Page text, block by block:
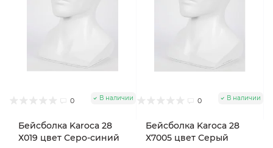
0 В наличии
Бейсболка Karoca 28
Х019 цвет Серо-синий
0 В наличии
Бейсболка Karoca 28
Х7005 цвет Серый